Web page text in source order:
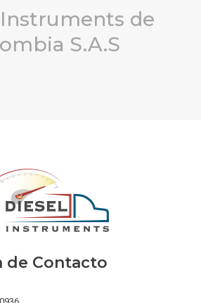
de
S.A.S
de Contacto